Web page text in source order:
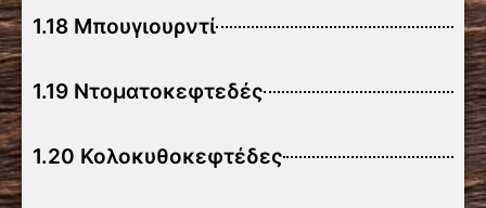
1.18 Μπουγιουρντί
1.19 Ντοματοκεφτεδές
1.20 Κολοκυθοκεφτέδες